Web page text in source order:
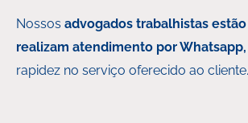
Nossos advogados trabalhistas
realizam atendimento por Whatsapp,
rapidez no serviço oferecido ao cliente.